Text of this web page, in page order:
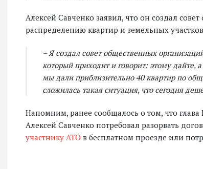
Алексей Савченко заявил, что он создал
распределению квартир и земельных
– Я создал совет общественных
который приходит и говорит: этому дайте,
мы дали приблизительно 40 квартир по
сложилась такая ситуация, что сегодня
Напомним, ранее сообщалось о том, что
Алексей Савченко потребовал разорвать
участнику АТО в бесплатном проезде или